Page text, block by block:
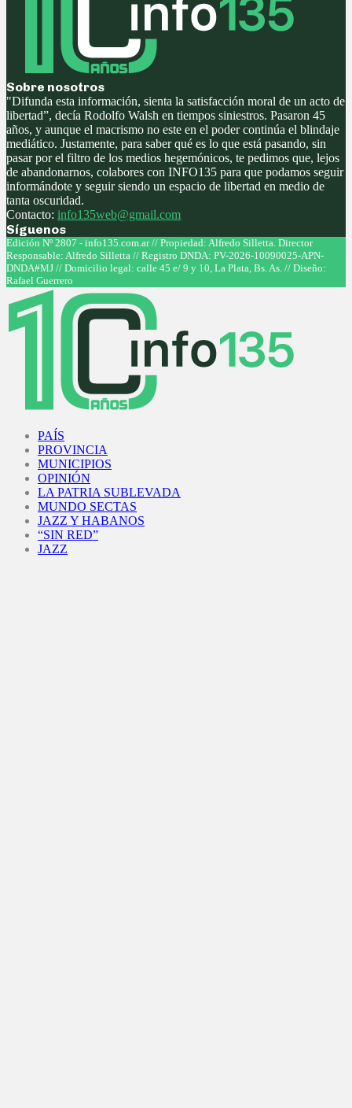
Sobre nosotros
"Difunda esta información, sienta la satisfacción moral de un acto de
libertad”, decía Rodolfo Walsh en tiempos siniestros. Pasaron 45
años, y aunque el macrismo no este en el poder continúa el blindaje
mediático. Justamente, para saber qué es lo que está pasando, sin
pasar por el filtro de los medios hegemónicos, te pedimos que, lejos
de abandonarnos, colabores con INFO135 para que podamos seguir
informándote y seguir siendo un espacio de libertad en medio de
tanta oscuridad.
Contacto: info135web@gmail.com
Síguenos
Facebook
Twitter
Instagram
Youtube
Edición Nº 2807 - info135.com.ar // Propiedad: Alfredo Silletta. Director
Responsable: Alfredo Silletta // Registro DNDA: PV-2026-10090025-APN-
DNDA#MJ // Domicilio legal: calle 45 e/ 9 y 10, La Plata, Bs. As. // Diseño:
Rafael Guerrero
PAÍS
PROVINCIA
MUNICIPIOS
OPINIÓN
LA PATRIA SUBLEVADA
MUNDO SECTAS
JAZZ Y HABANOS
“SIN RED”
JAZZ